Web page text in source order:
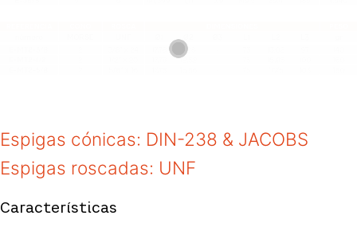
Espigas cónicas: DIN-238 & JACOBS
Espigas roscadas: UNF
Características